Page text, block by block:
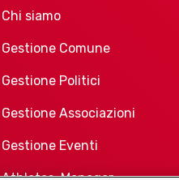
Chi siamo
Gestione Comune
Gestione Politici
Gestione Associazioni
Gestione Eventi